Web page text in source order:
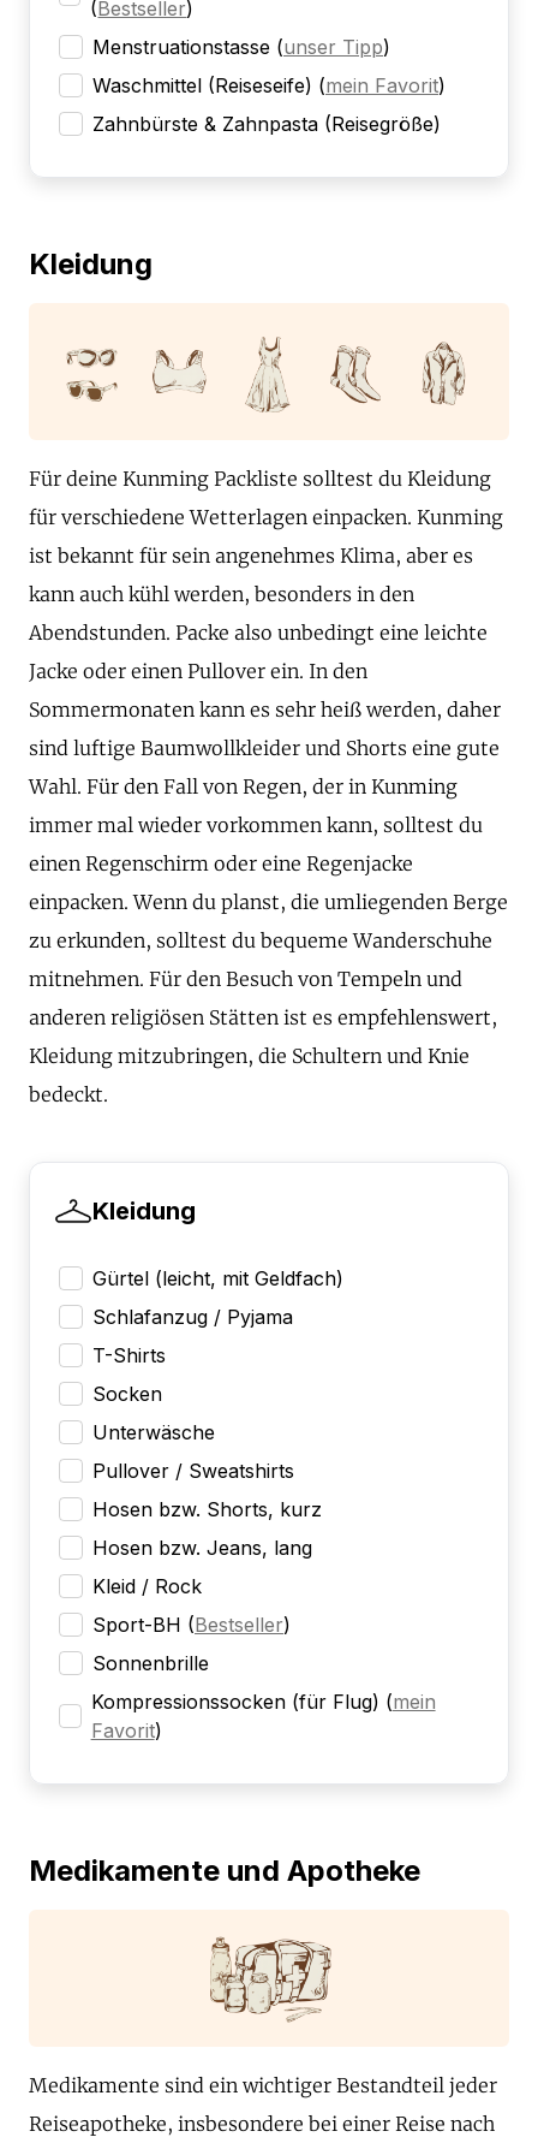
(Bestseller)
Menstruationstasse (unser Tipp)
Waschmittel (Reiseseife) (mein Favorit)
Zahnbürste & Zahnpasta (Reisegröße)
Kleidung
Für deine Kunming Packliste solltest du Kleidung
für verschiedene Wetterlagen einpacken. Kunming
ist bekannt für sein angenehmes Klima, aber es
kann auch kühl werden, besonders in den
Abendstunden. Packe also unbedingt eine leichte
Jacke oder einen Pullover ein. In den
Sommermonaten kann es sehr heiß werden, daher
sind luftige Baumwollkleider und Shorts eine gute
Wahl. Für den Fall von Regen, der in Kunming
immer mal wieder vorkommen kann, solltest du
einen Regenschirm oder eine Regenjacke
einpacken. Wenn du planst, die umliegenden Berge
zu erkunden, solltest du bequeme Wanderschuhe
mitnehmen. Für den Besuch von Tempeln und
anderen religiösen Stätten ist es empfehlenswert,
Kleidung mitzubringen, die Schultern und Knie
bedeckt.
Kleidung
Gürtel (leicht, mit Geldfach)
Schlafanzug / Pyjama
T-Shirts
Socken
Unterwäsche
Pullover / Sweatshirts
Hosen bzw. Shorts, kurz
Hosen bzw. Jeans, lang
Kleid / Rock
Sport-BH (Bestseller)
Sonnenbrille
Kompressionssocken (für Flug) (mein
Favorit)
Medikamente und Apotheke
Medikamente sind ein wichtiger Bestandteil jeder
Reiseapotheke, insbesondere bei einer Reise nach